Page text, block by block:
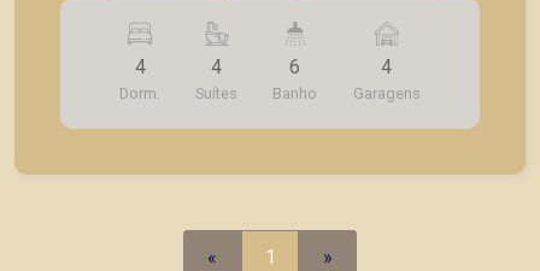
Sala de jantar; - Cozinha com armários; - Área de
serviço; - Quarto de serviço; - Banheiro de
serviço; - Área gourmet; - 1 banheiro de apoio; - 4
vagas de garagem. A Piramid tem como objetivo
atender seus clientes com agilidade e segurança,
4
Dorm.
4
Suítes
6
Banho
4
Garagens
« 1 »